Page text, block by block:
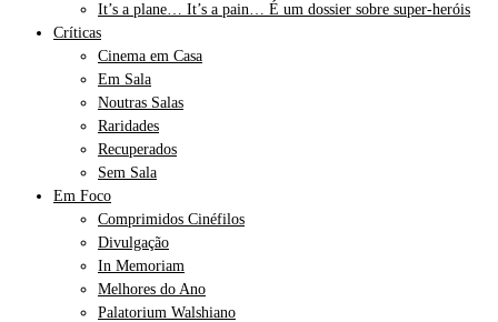
It’s a plane… It’s a pain… É um dossier sobre super-heróis
Críticas
Cinema em Casa
Em Sala
Noutras Salas
Raridades
Recuperados
Sem Sala
Em Foco
Comprimidos Cinéfilos
Divulgação
In Memoriam
Melhores do Ano
Palatorium Walshiano